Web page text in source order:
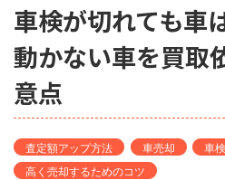
車検が切れても車
動かない車を買取
意点
査定額アップ方法 車売却
車検
高く売却するためのコツ